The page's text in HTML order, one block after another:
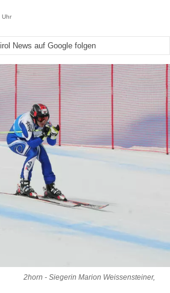
Uhr
News auf Google folgen
2horn - Siegerin Marion Weissensteiner,